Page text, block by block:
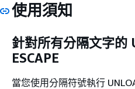
使用須知
針對所有分隔文字的
ESCAPE
當您使用分隔符號執行